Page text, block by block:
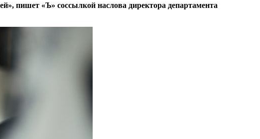
пишет «Ъ» соссылкой наслова директора департамента